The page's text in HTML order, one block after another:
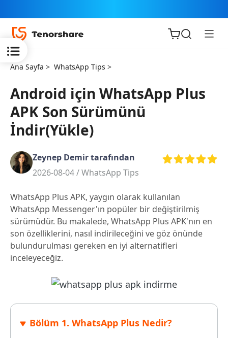
iOS için
ReiBoot
Tenorshare
PDNob
iAnyGo
Ana Sayfa > WhatsApp Tips >
Android için WhatsApp Plus
APK Son Sürümünü
İndir(Yükle)
Zeynep Demir tarafından
2026-08-04 /WhatsApp Tips
WhatsApp Plus APK, yaygın olarak kullanılan
WhatsApp Messenger'ın popüler bir değiştirilmiş
sürümüdür. Bu makalede, WhatsApp Plus APK'nın en
son özelliklerini, nasıl indirileceğini ve göz önünde
bulundurulması gereken en iyi alternatifleri
inceleyeceğiz.
Bölüm 1. WhatsApp Plus Nedir?